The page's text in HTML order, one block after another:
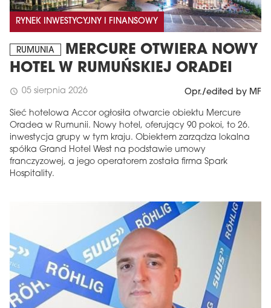
RYNEK INWESTYCYJNY I FINANSOWY
RUMUNIA
MERCURE OTWIERA NOWY
HOTEL W RUMUŃSKIEJ ORADEI
schedule 05 sierpnia 2026 Opr./edited by MF
Sieć hotelowa Accor ogłosiła otwarcie obiektu Mercure
Oradea w Rumunii. Nowy hotel, oferujący 90 pokoi, to 26.
inwestycja grupy w tym kraju. Obiektem zarządza lokalna
spółka Grand Hotel West na podstawie umowy
franczyzowej, a jego operatorem została firma Spark
Hospitality.